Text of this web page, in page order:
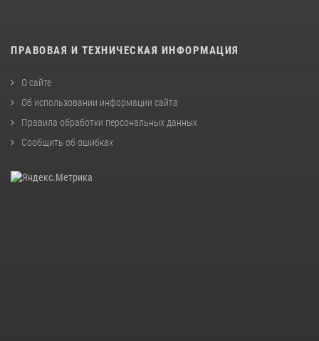
ПРАВОВАЯ И ТЕХНИЧЕСКАЯ ИНФОРМАЦИЯ
О сайте
Об использовании информации сайта
Правила обработки персональных данных
Сообщить об ошибках